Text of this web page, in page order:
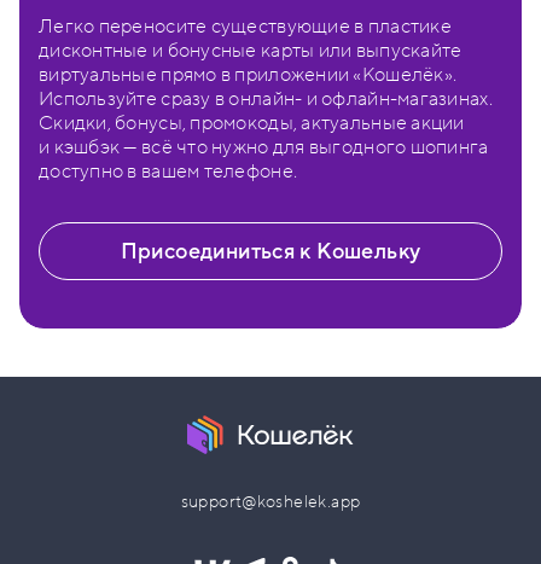
Легко переносите существующие в пластике
дисконтные и бонусные карты или выпускайте
виртуальные прямо в приложении «Кошелёк».
Используйте сразу в онлайн- и офлайн-магазинах.
Скидки, бонусы, промокоды, актуальные акции
и кэшбэк — всё что нужно для выгодного шопинга
доступно в вашем телефоне.
Присоединиться к Кошельку
support@koshelek.app